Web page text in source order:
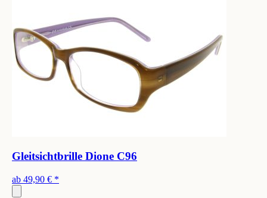
Gleitsichtbrille Dione C96
ab 49,90 € *